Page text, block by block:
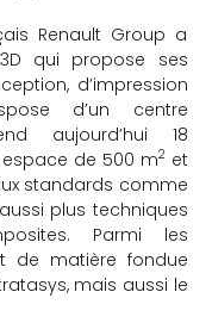
Renault Group a
qui propose ses
d’impression
d’un centre
aujourd’hui 18
de 500 m2 et
standards comme
aussi plus techniques
Parmi les
de matière fondue
mais aussi le